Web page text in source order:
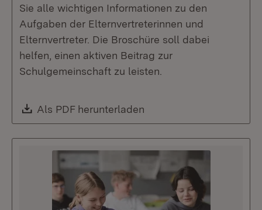
Sie alle wichtigen Informationen zu den
Aufgaben der Elternvertreterinnen und
Elternvertreter. Die Broschüre soll dabei
helfen, einen aktiven Beitrag zur
Schulgemeinschaft zu leisten.
Download:
Als PDF herunterladen